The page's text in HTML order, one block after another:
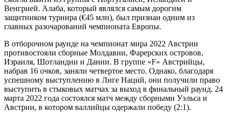
Венгрией. Алаба, который являлся самым дорогим
защитником турнира (€45 млн), был признан одним из
главных разочарований чемпионата Европы.
В отборочном раунде на чемпионат мира 2022 Австрии
противостояли сборные Молдавии, Фарерских островов,
Израиля, Шотландии и Дании. В группе «F» Австрийцы,
набрав 16 очков, заняли четвертое место. Однако, благодаря
успешному выступлению в Лиге Наций, они получили право
выступить в стыковых матчах за выход в финальный раунд. 24
марта 2022 года состоялся матч между сборными Уэльса и
Австрии, в котором валлийцы одержали победу (2:1).